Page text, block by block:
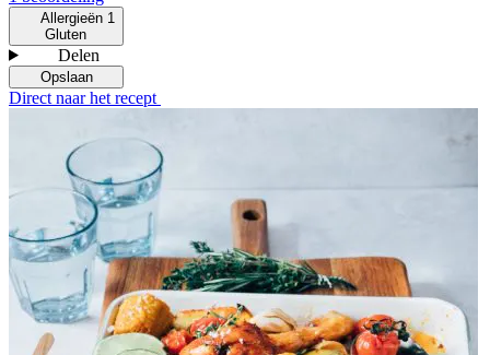
Allergieën 1
Gluten
Delen
Opslaan
Direct naar het recept